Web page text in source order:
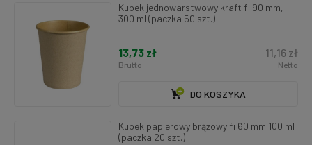
Kubek jednowarstwowy kraft fi 90 mm,
300 ml (paczka 50 szt.)
13,73 zł
Brutto
11,16 zł
Netto
DO KOSZYKA
Kubek papierowy brązowy fi 60 mm 100 ml
(paczka 20 szt.)